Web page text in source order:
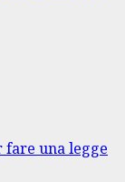
fare una legge